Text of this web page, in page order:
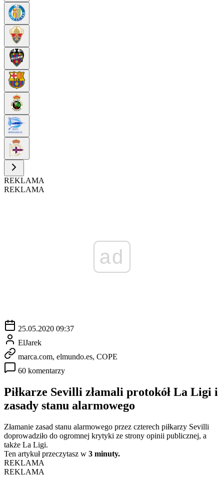
REKLAMA
REKLAMA
ad
25.05.2020 09:37
ElJarek
marca.com, elmundo.es, COPE
60 komentarzy
Piłkarze Sevilli złamali protokół La Ligi i
zasady stanu alarmowego
Złamanie zasad stanu alarmowego przez czterech piłkarzy Sevilli
doprowadziło do ogromnej krytyki ze strony opinii publicznej, a
także La Ligi.
Ten artykuł przeczytasz w 3 minuty.
REKLAMA
REKLAMA